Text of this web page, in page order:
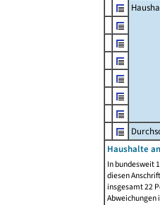
Haushalte
In bundesweit
diesen
insgesamt 22
Abweichungen